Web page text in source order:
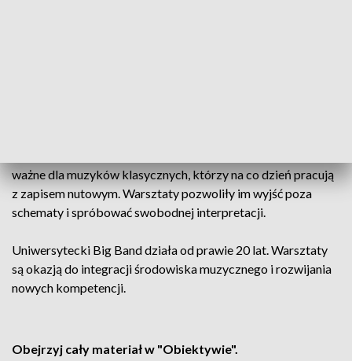
ważne dla muzyków klasycznych, którzy na co dzień pracują
z zapisem nutowym. Warsztaty pozwoliły im wyjść poza
schematy i spróbować swobodnej interpretacji.
Uniwersytecki Big Band działa od prawie 20 lat. Warsztaty
są okazją do integracji środowiska muzycznego i rozwijania
nowych kompetencji.
Obejrzyj cały materiał w "Obiektywie".